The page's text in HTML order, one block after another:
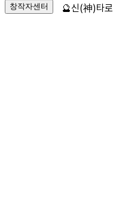
창작자센터 🔮신(神)타